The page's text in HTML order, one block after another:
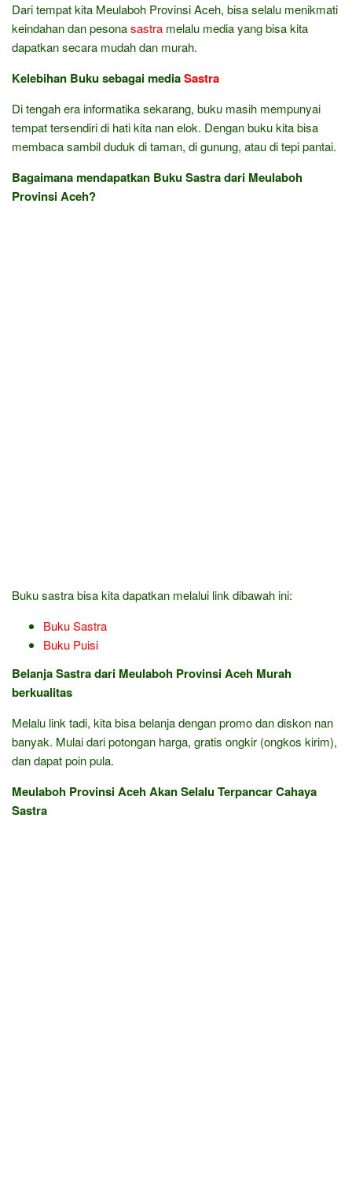
Dari tempat kita Meulaboh Provinsi Aceh, bisa selalu menikmati
keindahan dan pesonasastra melalu media yang bisa kita
dapatkan secara mudah dan murah.
Kelebihan Buku sebagai mediaSastra
Di tengah era informatika sekarang, buku masih mempunyai
tempat tersendiri di hati kita nan elok. Dengan buku kita bisa
membaca sambil duduk di taman, di gunung, atau di tepi pantai.
Bagaimana mendapatkan Buku Sastra dari Meulaboh
Provinsi Aceh?
Buku sastra bisa kita dapatkan melalui link dibawah ini:
Buku Sastra
Buku Puisi
Belanja Sastra dari Meulaboh Provinsi Aceh Murah
berkualitas
Melalu link tadi, kita bisa belanja dengan promo dan diskon nan
banyak. Mulai dari potongan harga, gratis ongkir (ongkos kirim),
dan dapat poin pula.
Meulaboh Provinsi Aceh Akan Selalu Terpancar Cahaya
Sastra